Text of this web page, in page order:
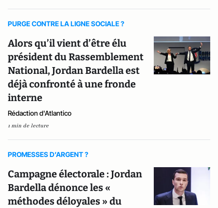
PURGE CONTRE LA LIGNE SOCIALE ?
Alors qu’il vient d’être élu
président du Rassemblement
National, Jordan Bardella est
déjà confronté à une fronde
interne
Rédaction d'Atlantico
1 min de lecture
PROMESSES D’ARGENT ?
Campagne électorale : Jordan
Bardella dénonce les «
méthodes déloyales » du